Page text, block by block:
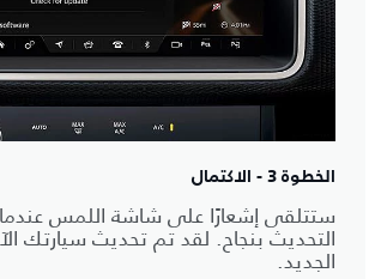
الخطوة 3 - الاكتمال
ستتلقى إشعارًا على شاشة اللمس
التحديث بنجاح. لقد تم تحديث سيارتك
الجديد.